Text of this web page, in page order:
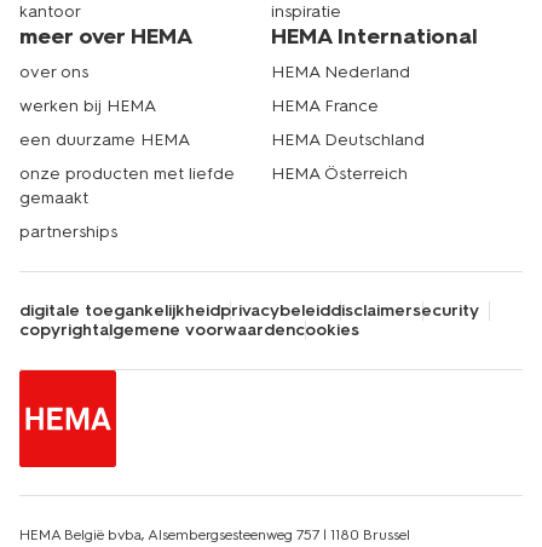
kantoor
inspiratie
meer over HEMA
over ons
werken bij HEMA
een duurzame HEMA
onze producten met liefde
gemaakt
partnerships
HEMA International
HEMA Nederland
HEMA France
HEMA Deutschland
HEMA Österreich
digitale toegankelijkheidprivacybeleiddisclaimersecurity
copyrightalgemene voorwaardencookies
HEMA België bvba, Alsembergsesteenweg 757 | 1180 Brussel